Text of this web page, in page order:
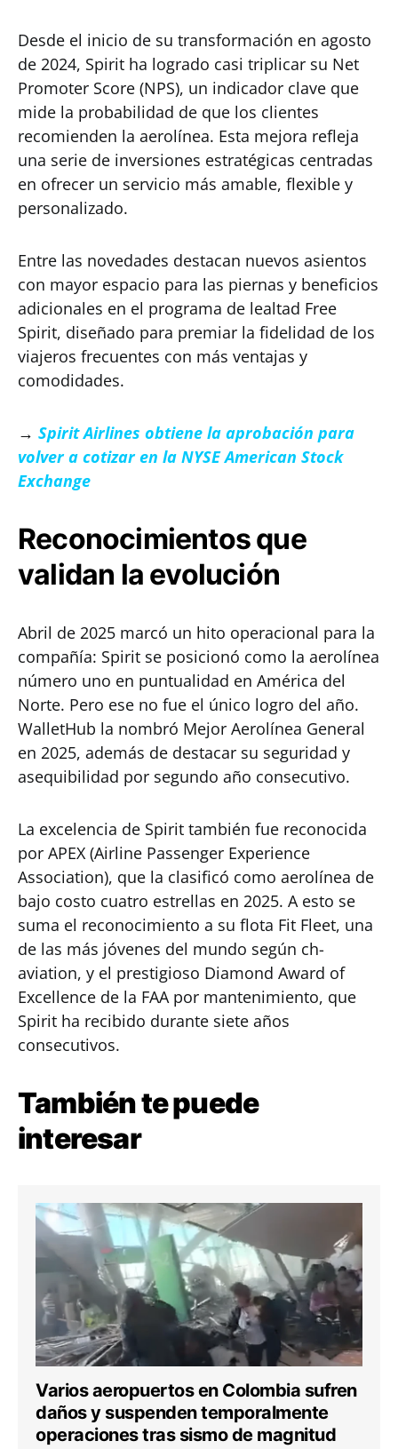
Desde el inicio de su transformación en agosto
de 2024, Spirit ha logrado casi triplicar su Net
Promoter Score (NPS), un indicador clave que
mide la probabilidad de que los clientes
recomienden la aerolínea. Esta mejora refleja
una serie de inversiones estratégicas centradas
en ofrecer un servicio más amable, flexible y
personalizado.
Entre las novedades destacan nuevos asientos
con mayor espacio para las piernas y beneficios
adicionales en el programa de lealtad Free
Spirit, diseñado para premiar la fidelidad de los
viajeros frecuentes con más ventajas y
comodidades.
→ Spirit Airlines obtiene la aprobación para
volver a cotizar en la NYSE American Stock
Exchange
Reconocimientos que
validan la evolución
Abril de 2025 marcó un hito operacional para la
compañía: Spirit se posicionó como la aerolínea
número uno en puntualidad en América del
Norte. Pero ese no fue el único logro del año.
WalletHub la nombró Mejor Aerolínea General
en 2025, además de destacar su seguridad y
asequibilidad por segundo año consecutivo.
La excelencia de Spirit también fue reconocida
por APEX (Airline Passenger Experience
Association), que la clasificó como aerolínea de
bajo costo cuatro estrellas en 2025. A esto se
suma el reconocimiento a su flota Fit Fleet, una
de las más jóvenes del mundo según ch-
aviation, y el prestigioso Diamond Award of
Excellence de la FAA por mantenimiento, que
Spirit ha recibido durante siete años
consecutivos.
También te puede
interesar
Varios aeropuertos en Colombia sufren
daños y suspenden temporalmente
operaciones tras sismo de magnitud